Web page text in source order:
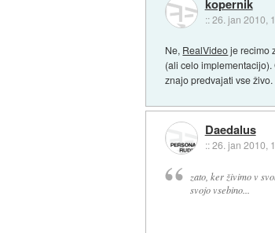
kopernik
::26. jan 2010,
Ne, RealVideoje recimo
(ali celo
znajo predvajati vse živo.
Daedalus
::26. jan 2010,
zato, ker živimo v
svojo vsebino...